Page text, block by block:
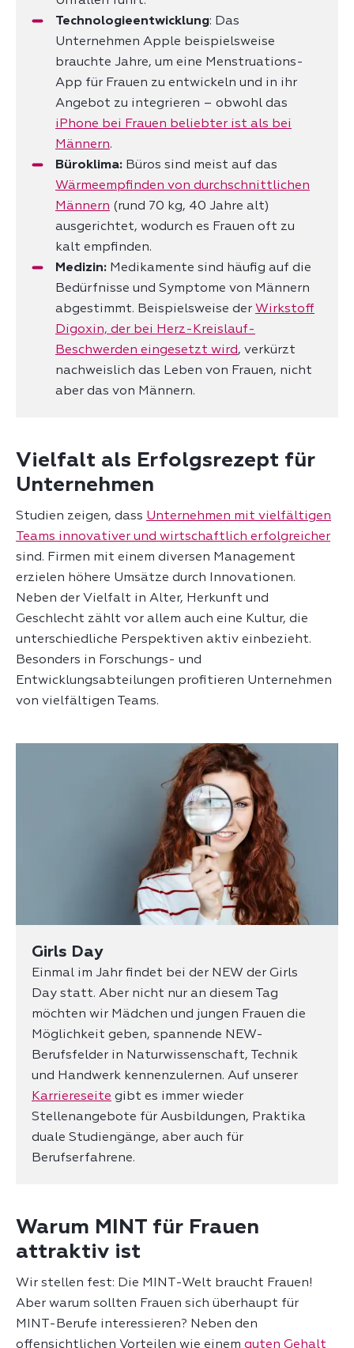
Technologieentwicklung: Das
Unternehmen Apple beispielsweise
brauchte Jahre, um eine Menstruations-
App für Frauen zu entwickeln und in ihr
Angebot zu integrieren – obwohl das
iPhone bei Frauen beliebter ist als bei
Männern.
Büroklima: Büros sind meist auf das
Wärmeempfinden von durchschnittlichen
Männern (rund 70 kg, 40 Jahre alt)
ausgerichtet, wodurch es Frauen oft zu
kalt empfinden.
Medizin: Medikamente sind häufig auf die
Bedürfnisse und Symptome von Männern
abgestimmt. Beispielsweise der Wirkstoff
Digoxin, der bei Herz-Kreislauf-
Beschwerden eingesetzt wird, verkürzt
nachweislich das Leben von Frauen, nicht
aber das von Männern.
Vielfalt als Erfolgsrezept für
Unternehmen
Studien zeigen, dass Unternehmen mit vielfältigen
Teams innovativer und wirtschaftlich erfolgreicher
sind. Firmen mit einem diversen Management
erzielen höhere Umsätze durch Innovationen.
Neben der Vielfalt in Alter, Herkunft und
Geschlecht zählt vor allem auch eine Kultur, die
unterschiedliche Perspektiven aktiv einbezieht.
Besonders in Forschungs- und
Entwicklungsabteilungen profitieren Unternehmen
von vielfältigen Teams.
Girls Day
Einmal im Jahr findet bei der NEW der Girls
Day statt. Aber nicht nur an diesem Tag
möchten wir Mädchen und jungen Frauen die
Möglichkeit geben, spannende NEW-
Berufsfelder in Naturwissenschaft, Technik
und Handwerk kennenzulernen. Auf unserer
Karriereseite gibt es immer wieder
Stellenangebote für Ausbildungen, Praktika
duale Studiengänge, aber auch für
Berufserfahrene.
Warum MINT für Frauen
attraktiv ist
Wir stellen fest: Die MINT-Welt braucht Frauen!
Aber warum sollten Frauen sich überhaupt für
MINT-Berufe interessieren? Neben den
offensichtlichen Vorteilen wie einem guten Gehalt